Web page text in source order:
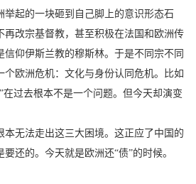
举起的一块砸到自己脚上的意识形态石
再改宗基督教，甚至积极在法国和欧洲传
仰伊斯兰教的穆斯林。于是不同宗不同
个欧洲危机：文化与身份认同危机。比如
在过去根本不是一个问题。但今天却演变
本无法走出这三大困境。这正应了中国的
还的。今天就是欧洲还“债”的时候。